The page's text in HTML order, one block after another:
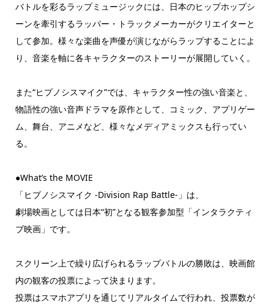
バトルを彩るラップミュージックには、日本のヒップホップシ
ーンを牽引するラッパー・トラックメーカーがクリエイターと
して参加。様々な楽曲を声優が演じながらラップすることによ
り、音楽を軸に各キャラクターのストーリーが展開していく。
また“ヒプノシスマイク”では、キャラクター性の強い音楽と、
物語性の強い音声ドラマを原作として、コミック、アプリゲー
ム、舞台、アニメなど、様々なメディアミックスも行ってい
る。
●What’s the MOVIE
「ヒプノシスマイク -Division Rap Battle-」は、
劇場映画としては日本“初”となる観客参加型「インタラクティ
ブ映画」です。
スクリーン上で繰り広げられるラップバトルの勝敗は、映画館
内の観客の投票によって決まります。
投票はスマホアプリを通じてリアルタイムで行われ、投票数が